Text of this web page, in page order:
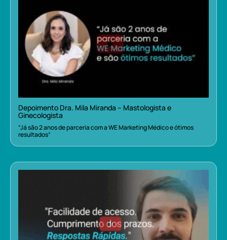
Depoimento Dra. Mila Miranda – Mastologista e
Ginecologista
“Já são 2 anos de parceria com a WE Marketing Médico e ótimos
resultados”